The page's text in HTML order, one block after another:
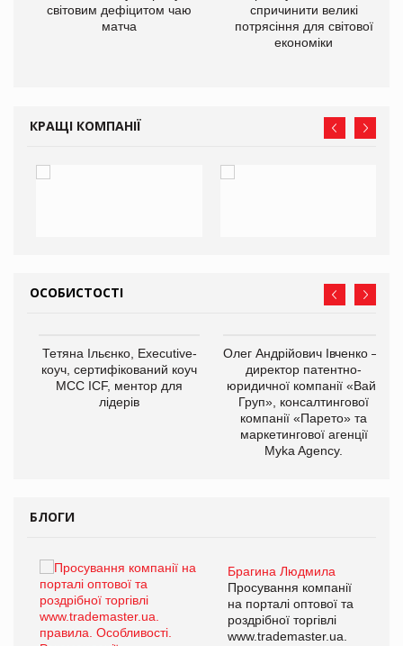
світовим дефіцитом чаю
матча
спричинити великі
потрясіння для світової
економіки
КРАЩІ КОМПАНІЇ
ОСОБИСТОСТІ
Тетяна Ільєнко, Executive-
коуч, сертифікований коуч
МСС ICF, ментор для
лідерів
Олег Андрійович Івченко —
директор патентно-
юридичної компанії «Вайз
Груп», консалтингової
компанії «Парето» та
маркетингової агенції
Myka Agency.
БЛОГИ
Брагина Людмила
Просування компанії
на порталі оптової та
роздрібної торгівлі
www.trademaster.ua.